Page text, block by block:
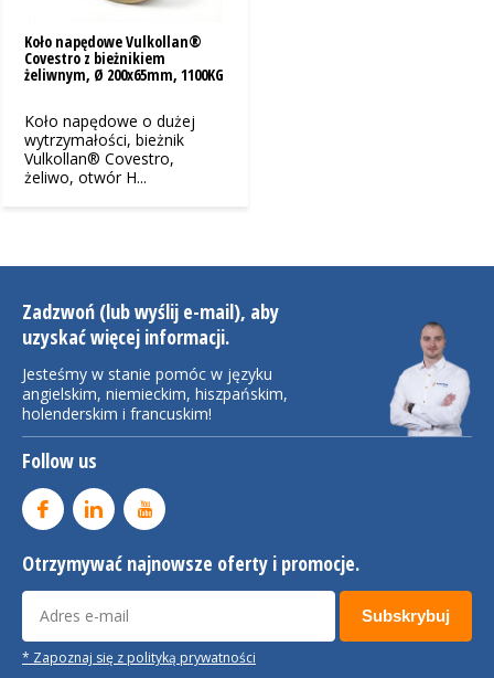
Koło napędowe Vulkollan®
Covestro z bieżnikiem
żeliwnym, Ø 200x65mm, 1100KG
Koło napędowe o dużej
wytrzymałości, bieżnik
Vulkollan® Covestro,
żeliwo, otwór H...
Zadzwoń (lub wyślij e-mail), aby
uzyskać więcej informacji.
Jesteśmy w stanie pomóc w języku
angielskim, niemieckim, hiszpańskim,
holenderskim i francuskim!
Follow us
Otrzymywać najnowsze oferty i promocje.
Subskrybuj
* Zapoznaj się z polityką prywatności